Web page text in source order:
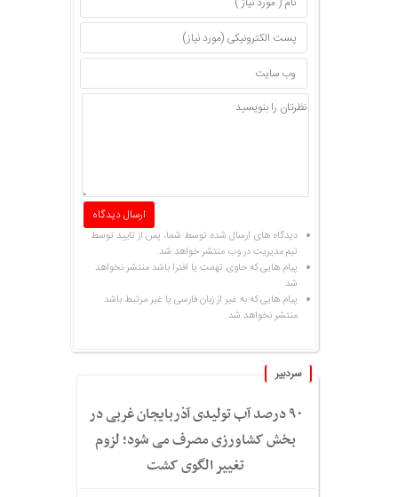
دیدگاه های ارسال شده توسط شما، پس از تایید توسط
تیم مدیریت در وب منتشر خواهد شد.
پیام هایی که حاوی تهمت یا افترا باشد منتشر نخواهد
شد.
پیام هایی که به غیر از زبان فارسی یا غیر مرتبط باشد
منتشر نخواهد شد.
سردبیر
۹۰ درصد آب تولیدی آذربایجان غربی در
بخش کشاورزی مصرف می شود؛ لزوم
تغییر الگوی کشت